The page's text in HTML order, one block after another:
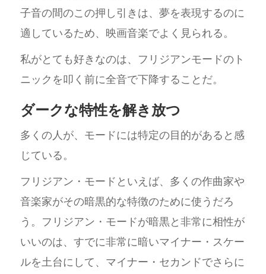
子音の間のこの押し引きは、夢を表現するのに
適しているため、映画音楽でよく見られる。
私がとても好きなのは、フリジアンモードのト
ニックを叩く前に全音で下降することだ。
ダークな特性を解き放つ
多くの人が、モードには特定の目的があると感
じている。
フリジアン・モードといえば、多くの作曲家や
音楽家がその暗黒的な特徴のために使うだろ
う。フリジアン・モードが暗黒と非常に相性が
いいのは、すでに非常に暗いマイナー・スケー
ルを土台にして、マイナー・セカンドでさらに